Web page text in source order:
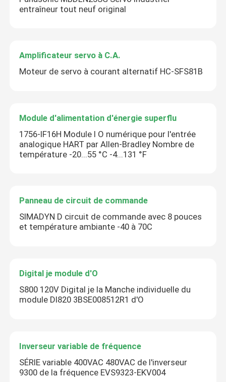
entraîneur tout neuf original
Amplificateur servo à C.A.
Moteur de servo à courant alternatif HC-SFS81B
Module d'alimentation d'énergie superflu
1756-IF16H Module I O numérique pour l'entrée
analogique HART par Allen-Bradley Nombre de
température -20...55 °C -4...131 °F
Panneau de circuit de commande
SIMADYN D circuit de commande avec 8 pouces
et température ambiante -40 à 70C
Digital je module d'O
S800 120V Digital je la Manche individuelle du
module DI820 3BSE008512R1 d'O
Inverseur variable de fréquence
SÉRIE variable 400VAC 480VAC de l'inverseur
9300 de la fréquence EVS9323-EKV004